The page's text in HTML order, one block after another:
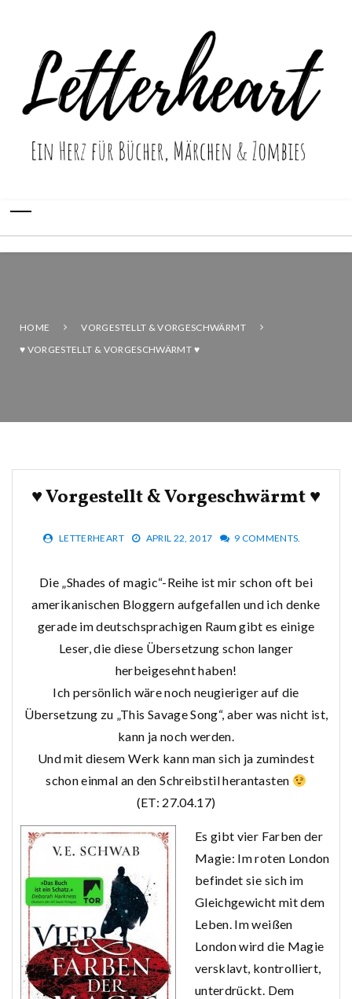
HOME
VORGESTELLT & VORGESCHWÄRMT
♥ VORGESTELLT & VORGESCHWÄRMT ♥
♥ Vorgestellt & Vorgeschwärmt ♥
LETTERHEART APRIL 22, 2017 9 COMMENTS.
Die „Shades of magic“-Reihe ist mir schon oft bei
amerikanischen Bloggern aufgefallen und ich denke
gerade im deutschsprachigen Raum gibt es einige
Leser, die diese Übersetzung schon langer
herbeigesehnt haben!
Ich persönlich wäre noch neugieriger auf die
Übersetzung zu „This Savage Song“, aber was nicht ist,
kann ja noch werden.
Und mit diesem Werk kann man sich ja zumindest
schon einmal an den Schreibstil herantasten
(ET: 27.04.17)
Es gibt vier Farben der
Magie: Im roten London
befindet sie sich im
Gleichgewicht mit dem
Leben. Im weißen
London wird die Magie
versklavt, kontrolliert,
unterdrückt. Dem